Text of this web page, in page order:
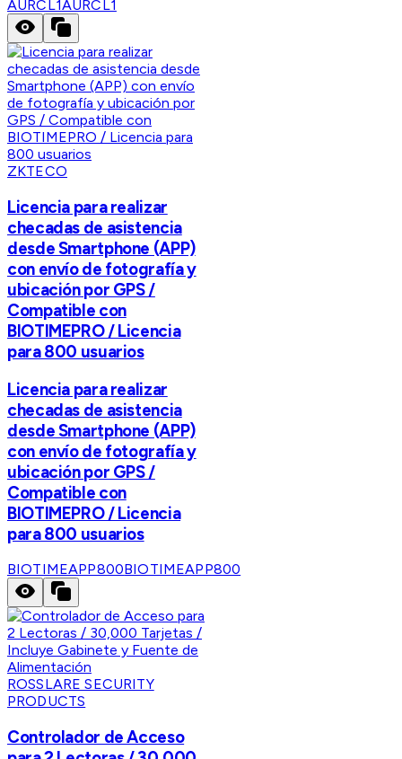
AURCL1AURCL1
ZKTECO
Licencia para realizar
checadas de asistencia
desde Smartphone (APP)
con envío de fotografía y
ubicación por GPS /
Compatible con
BIOTIMEPRO / Licencia
para 800 usuarios
Licencia para realizar
checadas de asistencia
desde Smartphone (APP)
con envío de fotografía y
ubicación por GPS /
Compatible con
BIOTIMEPRO / Licencia
para 800 usuarios
BIOTIMEAPP800BIOTIMEAPP800
ROSSLARE SECURITY
PRODUCTS
Controlador de Acceso